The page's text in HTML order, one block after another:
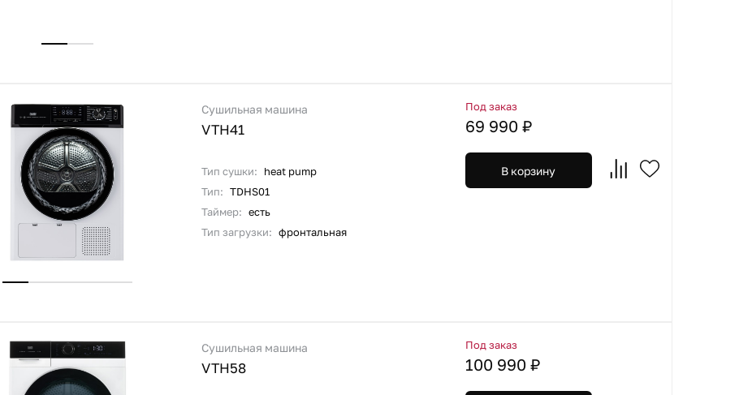
Сушильная машина
VTH41
Тип сушки:
heat pump
Тип: TDHS01
Таймер: есть
Тип загрузки: фронтальная
Под заказ
69 990 ₽
В корзину
Сушильная машина
VTH58
Под заказ
100 990 ₽